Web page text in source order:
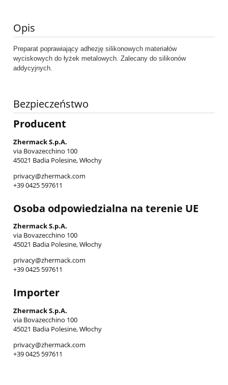
Opis
Preparat poprawiający adhezję silikonowych materiałów
wyciskowych do łyżek metalowych. Zalecany do silikonów
addycyjnych.
Bezpieczeństwo
Producent
Zhermack S.p.A.
via Bovazecchino 100
45021 Badia Polesine, Włochy
privacy@zhermack.com
+39 0425 597611
Osoba odpowiedzialna na terenie UE
Zhermack S.p.A.
via Bovazecchino 100
45021 Badia Polesine, Włochy
privacy@zhermack.com
+39 0425 597611
Importer
Zhermack S.p.A.
via Bovazecchino 100
45021 Badia Polesine, Włochy
privacy@zhermack.com
+39 0425 597611